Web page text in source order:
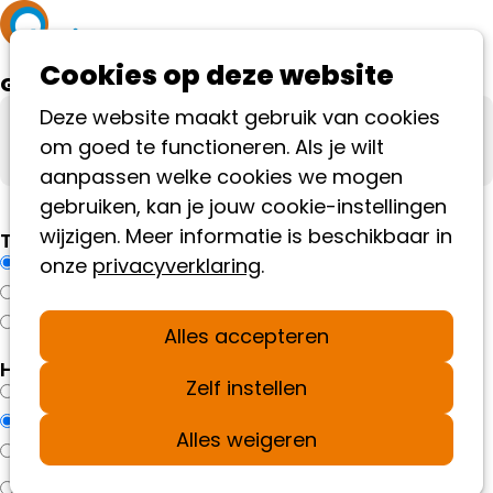
Cookies op deze website
Deze website maakt gebruik van cookies
om goed te functioneren. Als je wilt
aanpassen welke cookies we mogen
gebruiken, kan je jouw cookie-instellingen
wijzigen. Meer informatie is beschikbaar in
onze privacyverklaring.
Alles accepteren
Zelf instellen
Alles weigeren
Geef om gelijke kansen en doneer direct
Huidig:
Kies een bedrag
Jouw gegevens
Bevestig je donatie!
Toezeggings-frequentie
Maandelijks
Hoeveel wil je per maand doneren?
€ 7,00
€ 10,00
€ 15,00
Anders, nl: €